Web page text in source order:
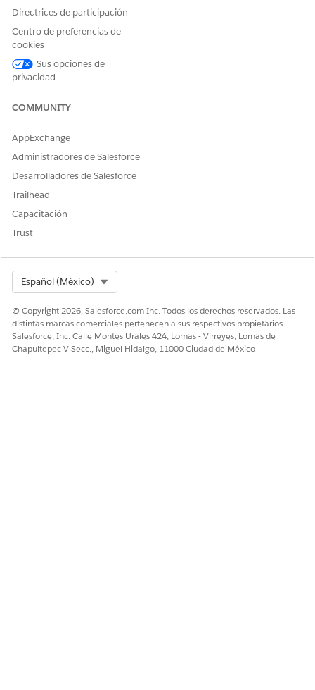
¿RESOLVIÓ ESTE ARTÍCULO SU PROBLEMA?
Directrices de participación
Centro de preferencias de
cookies
Sus opciones de
privacidad
COMMUNITY
AppExchange
Administradores de Salesforce
Desarrolladores de Salesforce
Trailhead
Capacitación
Trust
Español (México)
© Copyright 2026, Salesforce.com Inc. Todos los derechos reservados. Las
distintas marcas comerciales pertenecen a sus respectivos propietarios.
Salesforce, Inc. Calle Montes Urales 424, Lomas - Virreyes, Lomas de
Chapultepec V Secc., Miguel Hidalgo, 11000 Ciudad de México